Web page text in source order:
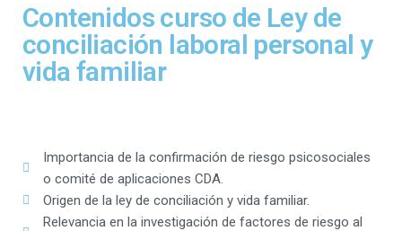
Contenidos curso de Ley de
conciliación laboral personal y
vida familiar
Importancia de la confirmación de riesgo psicosociales
o comité de aplicaciones CDA.
Origen de la ley de conciliación y vida familiar.
Relevancia en la investigación de factores de riesgo al